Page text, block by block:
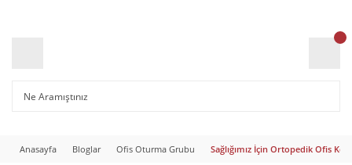
Anasayfa Bloglar Ofis Oturma Grubu Sağlığımız İçin Ortopedik Ofis